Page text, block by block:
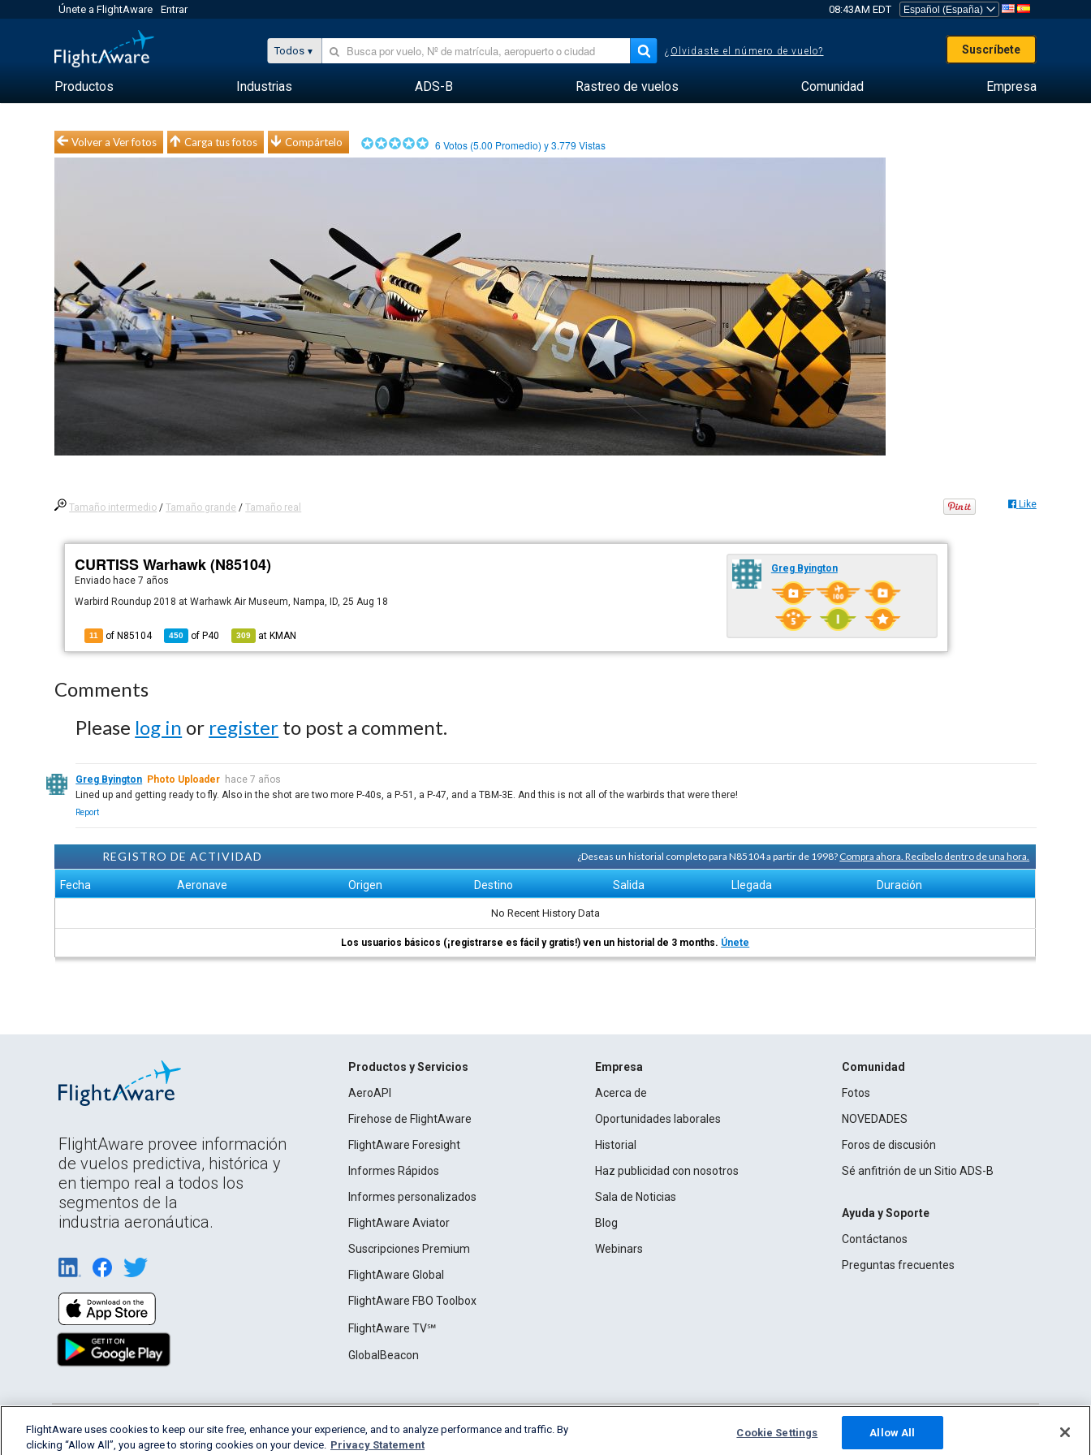
Únete a FlightAware Entrar 08:43AM EDT
Todos ¿Olvidaste el número de vuelo? Suscríbete
Productos Industrias ADS-B Rastreo de vuelos Comunidad Empresa
Volver a Ver fotos Carga tus fotos Compártelo 6 Votos (5.00 Promedio) y3.779 Vistas
Tamaño intermedio /Tamaño grande /Tamaño real Like
CURTISS Warhawk (N85104)
Enviado hace 7 años
Warbird Roundup 2018 at Warhawk Air Museum, Nampa, ID, 25 Aug 18
11 of N85104 450 of P40 309 at KMAN
Greg Byington
Comments
Please log in or register to post a comment.
Greg Byington Photo Uploader hace 7 años
Lined up and getting ready to fly. Also in the shot are two more P-40s, a P-51, a P-47, and a TBM-3E. And this is not all of the warbirds that were there!
Report
REGISTRO DE ACTIVIDAD ¿Deseas un historial completo para N85104 a partir de 1998?Compra ahora. Recíbelo dentro de una hora.
Fecha Aeronave Origen Destino Salida Llegada Duración
No Recent History Data
Los usuarios básicos (¡registrarse es fácil y gratis!) ven un historial de 3 months. Únete
FlightAware provee información
de vuelos predictiva, histórica y
en tiempo real a todos los
segmentos de la
industria aeronáutica.
Productos y Servicios
AeroAPI
Firehose de FlightAware
FlightAware Foresight
Informes Rápidos
Informes personalizados
FlightAware Aviator
Suscripciones Premium
FlightAware Global
FlightAware FBO Toolbox
FlightAware TV℠
GlobalBeacon
Empresa
Acerca de
Oportunidades laborales
Historial
Haz publicidad con nosotros
Sala de Noticias
Blog
Webinars
Comunidad
Fotos
NOVEDADES
Foros de discusión
Sé anfitrión de un Sitio ADS-B
Ayuda y Soporte
Contáctanos
Preguntas frecuentes
English (USA) 2026 FlightAware Terms of Use Privacy Cookie Settings
FlightAware uses cookies to keep our site free, enhance your experience, and to analyze performance and traffic. By
clicking “Allow All”, you agree to storing cookies on your device. Privacy Statement
Cookie Settings Allow All